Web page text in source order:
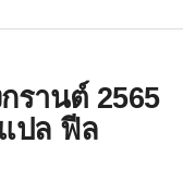
ายุ 24 ปี ปัจจุบันเป็น
หวัดชัยนาท ได้เผย
ดอบกรอบสุดแจ่ม ซึ่ง
รือรูปสัตว์ต่าง ๆ
” เพิ่มขึ้นมาให้เลือก
ภ หรือเชื่อเรื่อง
รานต์ 2565
ปล ฟีล